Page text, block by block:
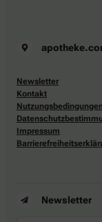
Newsletter
Kontakt
Impressum
Newsletter